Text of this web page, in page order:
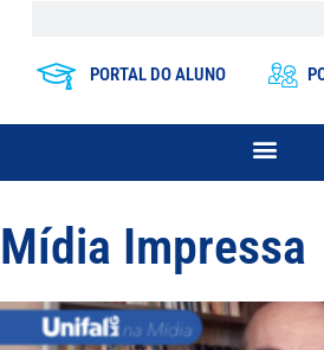
PORTAL DO ALUNO
Mídia Impressa